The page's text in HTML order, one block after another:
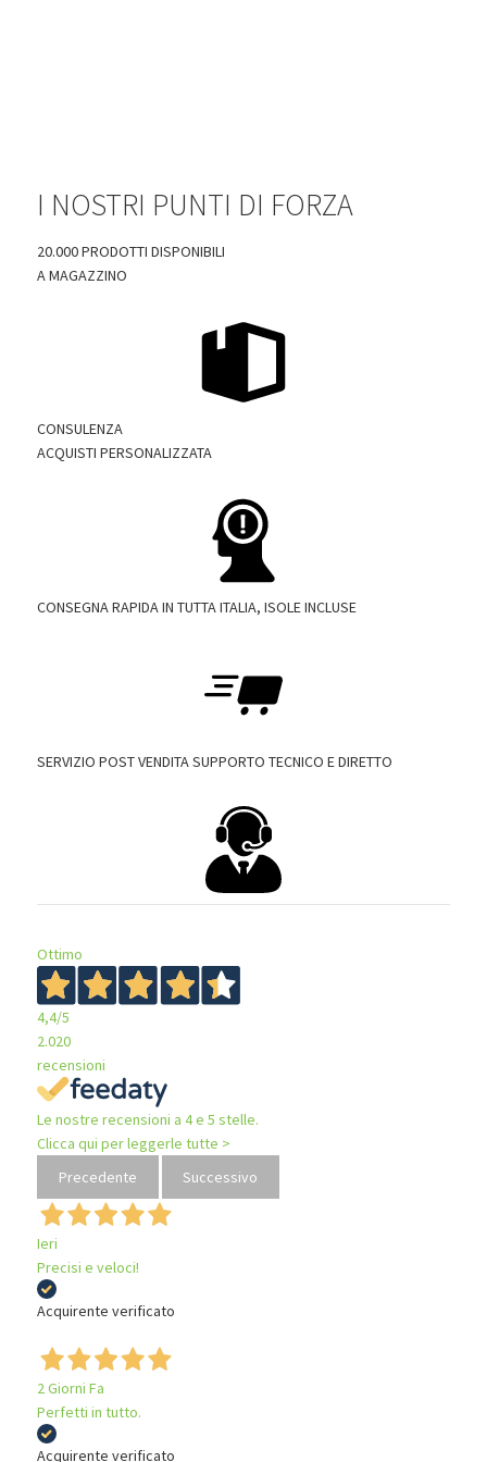
I NOSTRI PUNTI DI FORZA
20.000 PRODOTTI DISPONIBILI
A MAGAZZINO
CONSULENZA
ACQUISTI PERSONALIZZATA
CONSEGNA RAPIDA IN TUTTA ITALIA, ISOLE INCLUSE
SERVIZIO POST VENDITA SUPPORTO TECNICO E DIRETTO
Ottimo
4,4/5
2.020
recensioni
Le nostre recensioni a 4 e 5 stelle.
Clicca qui per leggerle tutte >
Precedente
Successivo
Ieri
Precisi e veloci!
Acquirente verificato
2 Giorni Fa
Perfetti in tutto.
Acquirente verificato